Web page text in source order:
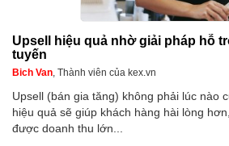
Upsell hiệu quả nhờ giải pháp hỗ
tuyến
Bich Van, Thành viên của kex.vn
Upsell (bán gia tăng) không phải lúc nào
hiệu quả sẽ giúp khách hàng hài lòng
được doanh thu lớn...